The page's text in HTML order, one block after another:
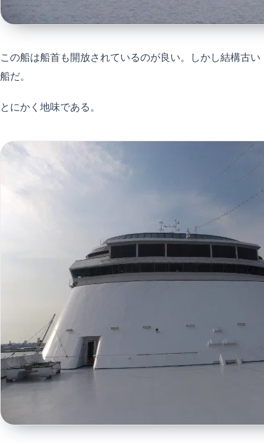
この船は船首も開放されているのが良い。しかし結構古い
船だ。
とにかく地味である。